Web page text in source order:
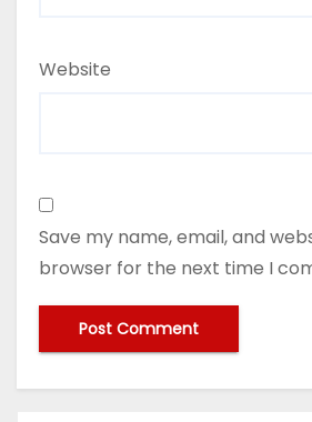
Website
Save my name, email, and
browser for the next time I